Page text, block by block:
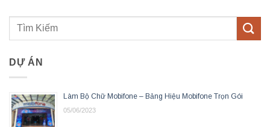
DỰ ÁN
Làm Bộ Chữ Mobifone – Bảng Hiệu Mobifone Trọn Gói
05/06/2023